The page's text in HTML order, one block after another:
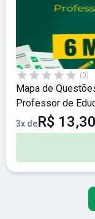
(0)
Mapa de
Professor de
3x deR$ 13,30